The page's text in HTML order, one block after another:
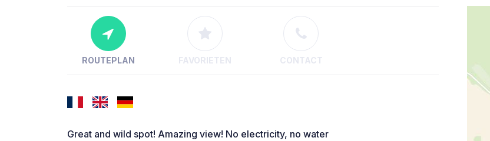
ROUTEPLAN FAVORIETEN CONTACT
Great and wild spot! Amazing view! No electricity, no water